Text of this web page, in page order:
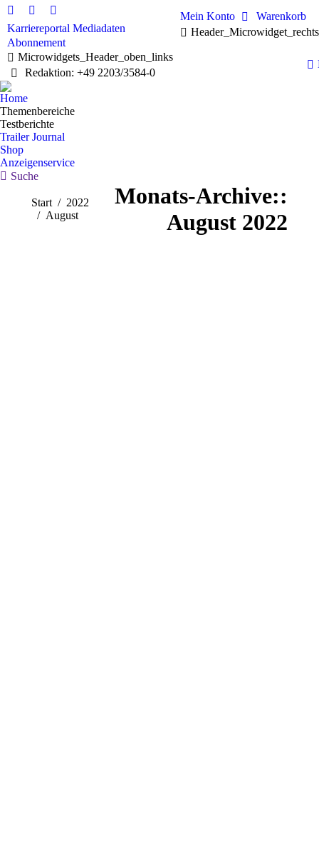
Linkedin
page
opens
in
new
window
Facebook
page
opens
in
new
X
page
opens
in
new
Karriereportal Mediadaten
Abonnement
Microwidgets_Header_oben_links
Redaktion: +49 2203/3584-0
Mein Konto
Warenkorb
Home
Themenbereiche
Testberichte
Trailer Journal
Shop
Anzeigenservice
Search:
Suche
Sie befinden sich hier:
Start
2022
August
Monats-Archive::
August 2022